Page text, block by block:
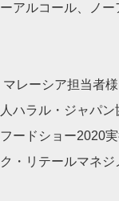
アルコール、ノー
レーシア担当者様
ハラル・ジャパン
ードショー2020実
・リテールマネジ